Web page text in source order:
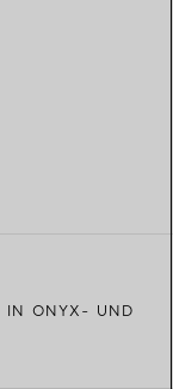
IN ONYX- UND